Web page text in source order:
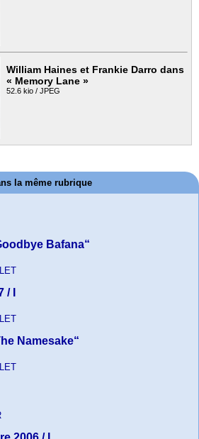
William Haines et Frankie Darro dans
« Memory Lane »
52.6 kio / JPEG
la même rubrique
Bafana“
I
Namesake“